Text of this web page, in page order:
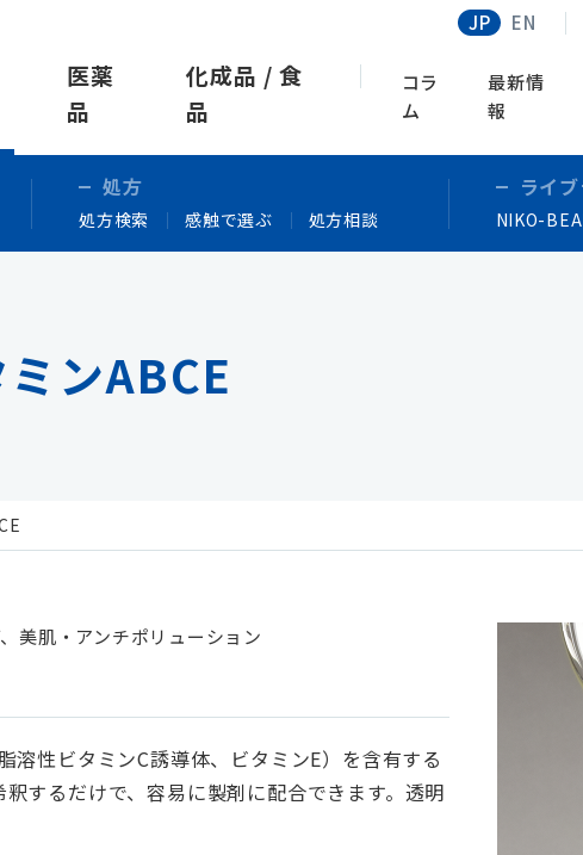
JP EN
医薬
品
化成品 / 食
品
コラ
ム
最新情
報
処方
処方検索 感触で選ぶ 処方相談
ライ
NIKO-
ンABCE
美肌・アンチポリューション
溶性ビタミンC誘導体、ビタミンE）を含有する
するだけで、容易に製剤に配合できます。透明